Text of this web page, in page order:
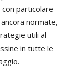
particolare
normate,
utili al
in tutte le